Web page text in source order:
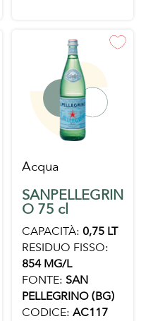
Acqua
SANPELLEGRIN
O 75 cl
CAPACITÀ: 0,75 LT
RESIDUO FISSO:
854 MG/L
FONTE: SAN
PELLEGRINO (BG)
CODICE: AC117